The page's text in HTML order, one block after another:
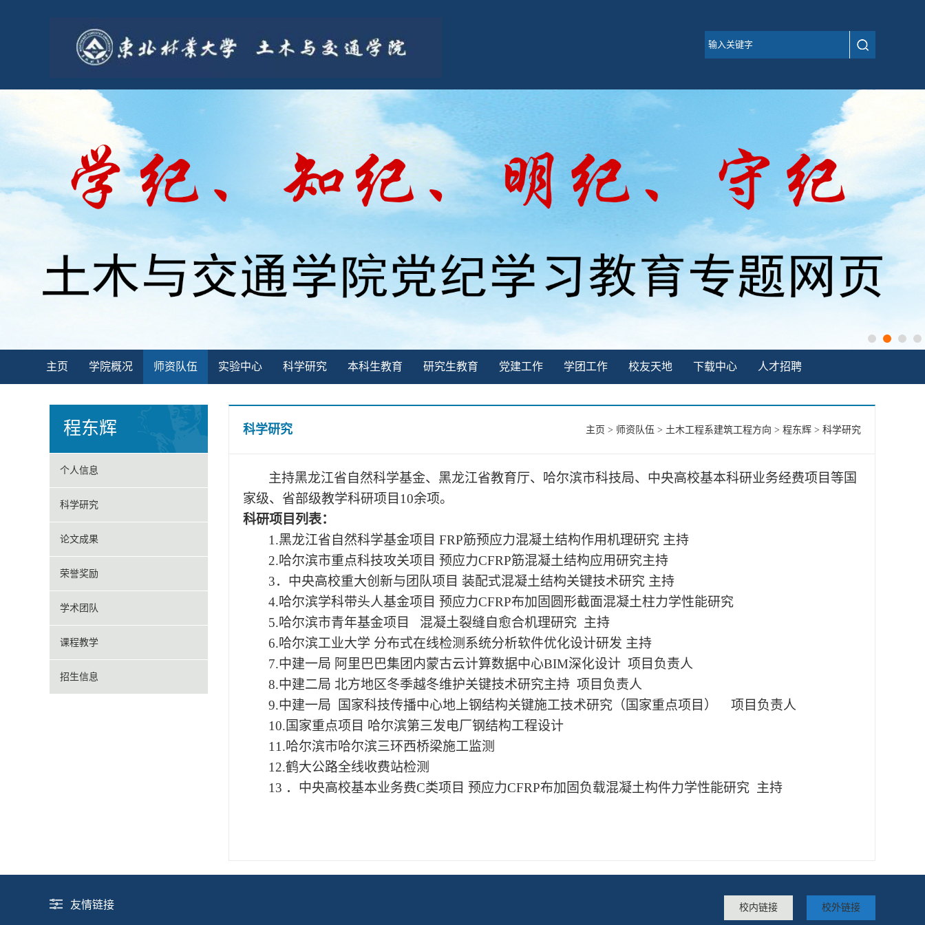
主页 学院概况 师资队伍 实验中心 科学研究 本科生教育 研究生教育 党建工作 学团工作 校友天地 下载中心 人才招聘
程东辉
个人信息
科学研究
论文成果
荣誉奖励
学术团队
课程教学
招生信息
科学研究 主页 > 师资队伍 > 土木工程系建筑工程方向 > 程东辉 > 科学研究
主持黑龙江省自然科学基金、黑龙江省教育厅、哈尔滨市科技局、中央高校基本科研业务经费项目等国
家级、省部级教学科研项目 10余项。
科研项目列表：
1.黑龙江省自然科学基金项目 FRP筋预应力混凝土结构作用机理研究 主持
2.哈尔滨市重点科技攻关项目 预应力CFRP筋混凝土结构应用研究主持
3．中央高校重大创新与团队项目 装配式混凝土结构关键技术研究 主持
4.哈尔滨学科带头人基金项目 预应力CFRP布加固圆形截面混凝土柱力学性能研究
5.哈尔滨市青年基金项目 混凝土裂缝自愈合机理研究 主持
6.哈尔滨工业大学 分布式在线检测系统分析软件优化设计研发 主持
7.中建一局 阿里巴巴集团内蒙古云计算数据中心BIM深化设计 项目负责人
8.中建二局 北方地区冬季越冬维护关键技术研究主持 项目负责人
9.中建一局 国家科技传播中心地上钢结构关键施工技术研究（国家重点项目） 项目负责人
10.国家重点项目 哈尔滨第三发电厂钢结构工程设计
11.哈尔滨市哈尔滨三环西桥梁施工监测
12.鹤大公路全线收费站检测
13 ．中央高校基本业务费C类项目 预应力CFRP布加固负载混凝土构件力学性能研究 主持
友情链接 校外链接
校内链接